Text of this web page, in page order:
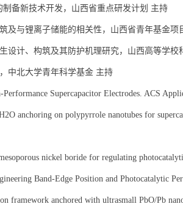
备新技术开发，山西省重点研发计划 主持
及与锂离子储能的相关性，山西省青年基金项
设计、构筑及其防护机理研究，山西高等学校
中北大学青年科学基金 主持
Supercapacitor Electrodes. ACS
anchoring on polypyrrole nanotubes for
nickel boride for regulating
Band-Edge Position and Photocatalytic
framework anchored with ultrasmall PbO/Pb